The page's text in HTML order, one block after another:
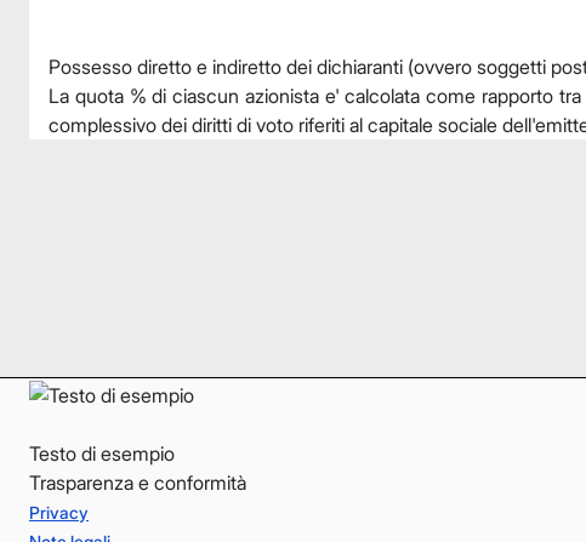
Possesso diretto e indiretto dei dichiaranti (ovvero soggetti
La quota % di ciascun azionista e' calcolata come rapporto
complessivo dei diritti di voto riferiti al capitale sociale
Testo di esempio
Trasparenza e conformità
Privacy